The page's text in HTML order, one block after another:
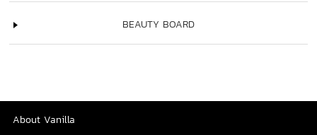
BEAUTY BOARD
About Vanilla